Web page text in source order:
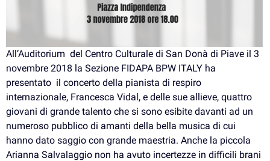
All’Auditorium del Centro Culturale di San Donà di Piave il 3
novembre 2018 la Sezione FIDAPA BPW ITALY ha
presentato il concerto della pianista di respiro
internazionale, Francesca Vidal, e delle sue allieve, quattro
giovani di grande talento che si sono esibite davanti ad un
numeroso pubblico di amanti della bella musica di cui
hanno dato saggio con grande maestria. Anche la piccola
Arianna Salvalaggio non ha avuto incertezze in difficili brani